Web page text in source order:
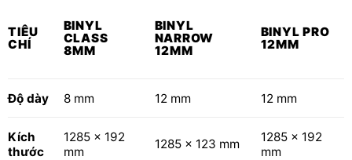
TIÊU
CHÍ
BINYL
CLASS
8MM
BINYL
NARROW
12MM
BINYL PRO
12MM
Độ dày 8 mm 12 mm 12 mm
Kích
thước
1285 x 192
mm
1285 x 123 mm
1285 x 192
mm